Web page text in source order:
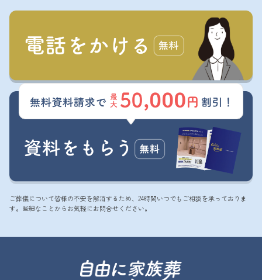
ご葬儀について皆様の不安を解消するため、24時間いつでもご相談を承っておりま
す。些細なことからお気軽にお問合せください。